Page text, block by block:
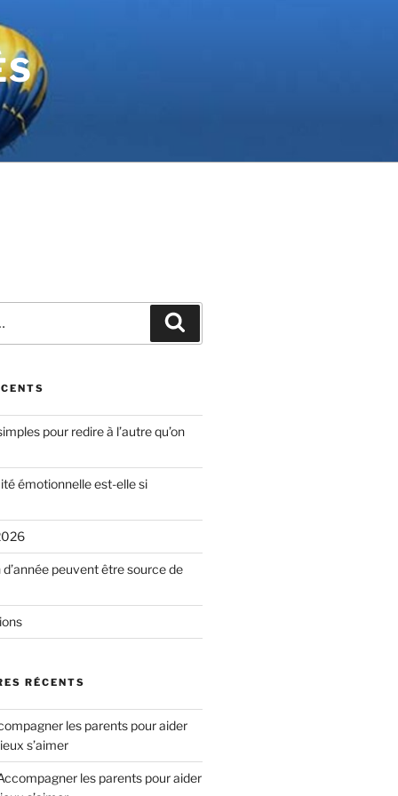
pour redire à l’autre qu’on
émotionnelle est-elle si
peuvent être source de
RÉCENTS
les parents pour aider
s’aimer
les parents pour aider